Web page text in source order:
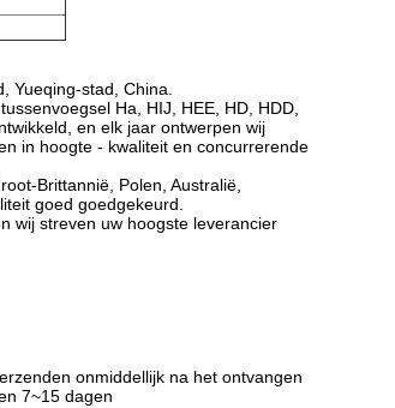
Yueqing-stad, China.
Ha, HIJ, HEE, HD, HDD,
en elk jaar ontwerpen wij
in hoogte - kwaliteit en concurrerende
Brittannië, Polen, Australië,
goed goedgekeurd.
wij streven uw hoogste leverancier
onmiddellijk na het ontvangen
7~15 dagen